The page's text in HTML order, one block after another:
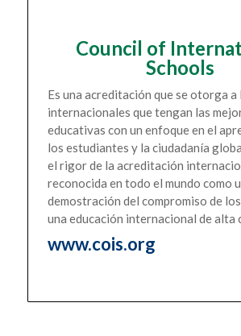
Council of
Schools
Es una acreditación que se otorga
internacionales que tengan las
educativas con un enfoque en el
los estudiantes y la ciudadanía
el rigor de la acreditación
reconocida en todo el mundo como
demostración del compromiso de
una educación internacional de alta
www.cois.org